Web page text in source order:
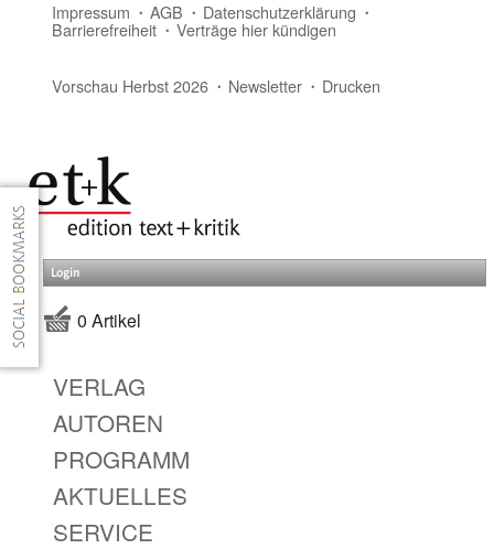
Impressum AGB Datenschutzerklärung
Barrierefreiheit Verträge hier kündigen
Vorschau Herbst 2026 Newsletter Drucken
Login
0 Artikel
VERLAG
AUTOREN
PROGRAMM
AKTUELLES
SERVICE